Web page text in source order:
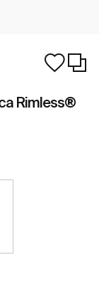
Rimless®